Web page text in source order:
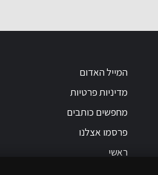
המייל האדום
מדיניות פרטיות
מחפשים כותבים
פרסמו אצלנו
ראשי